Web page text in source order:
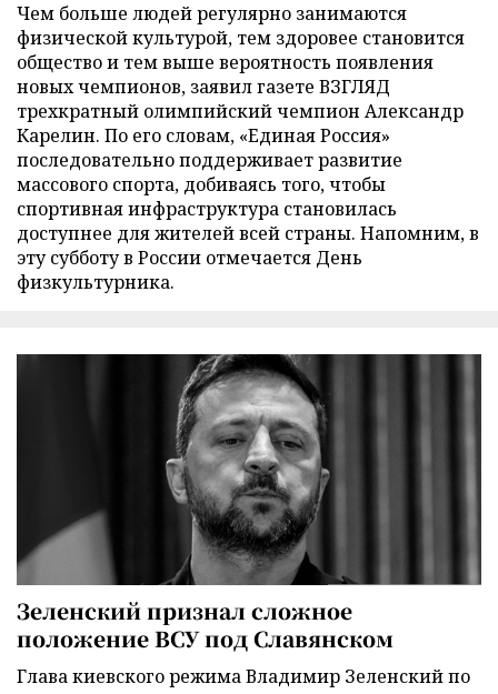
Чем больше людей регулярно занимаются
физической культурой, тем здоровее становится
общество и тем выше вероятность появления
новых чемпионов, заявил газете ВЗГЛЯД
трехкратный олимпийский чемпион Александр
Карелин. По его словам, «Единая Россия»
последовательно поддерживает развитие
массового спорта, добиваясь того, чтобы
спортивная инфраструктура становилась
доступнее для жителей всей страны. Напомним, в
эту субботу в России отмечается День
физкультурника.
Зеленский признал сложное
положение ВСУ под Славянском
Глава киевского режима Владимир Зеленский по